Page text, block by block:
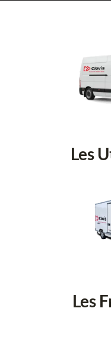
Les
Les